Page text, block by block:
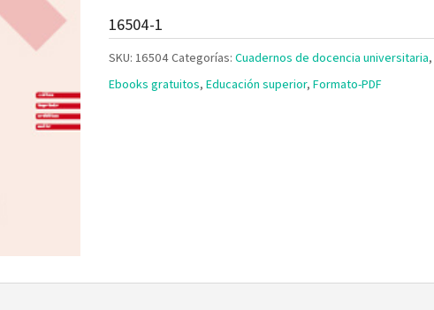
16504-1
SKU: 16504Categorías:Cuadernos de docencia universitaria,
Ebooks gratuitos,Educación superior,Formato-PDF